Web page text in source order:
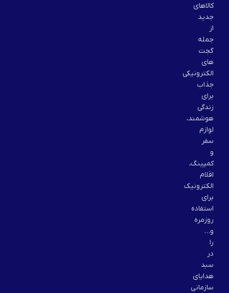
کالاهای
جدید
از
جمله
گجت
های
الکترونیکی
جذاب
برای
زندگی
هوشمند،
لوازم
سفر
و
کمپینگ،
اقلام
الکترونیک
برای
استفاده
روزمره
و…
را
در
سبد
هدایای
سازمانی